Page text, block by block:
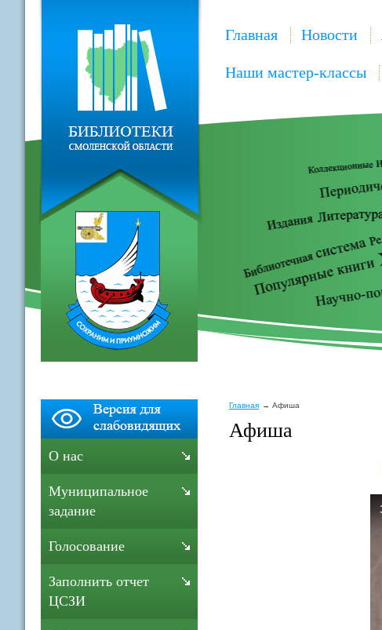
Главная Новости
Наши мастер-классы
Главная Афиша
Афиша
О нас
Муниципальное
задание
Голосование
Заполнить отчет
ЦСЗИ